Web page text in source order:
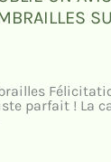
parfait ! La